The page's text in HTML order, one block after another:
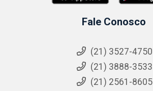
Fale Conosco
(21) 3527-4750
(21) 3888-3533
(21) 2561-8605